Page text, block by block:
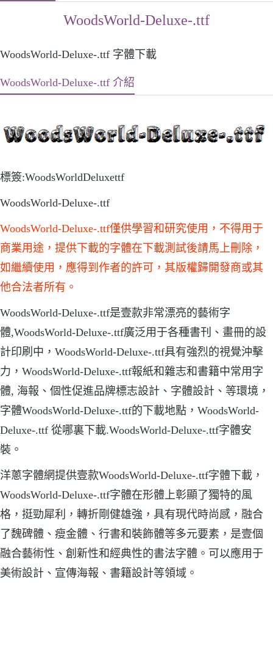
WoodsWorld-Deluxe-.ttf
WoodsWorld-Deluxe-.ttf 字體下載
WoodsWorld-Deluxe-.ttf 介紹
標簽:WoodsWorldDeluxettf
WoodsWorld-Deluxe-.ttf
WoodsWorld-Deluxe-.ttf僅供學習和研究使用，不得用于
商業用途，提供下載的字體在下載測試後請馬上刪除，
如繼續使用，應得到作者的許可，其版權歸開發商或其
他合法者所有。
WoodsWorld-Deluxe-.ttf是壹款非常漂亮的藝術字
體,WoodsWorld-Deluxe-.ttf廣泛用于各種書刊、畫冊的設
計印刷中，WoodsWorld-Deluxe-.ttf具有強烈的視覺沖擊
力，WoodsWorld-Deluxe-.ttf報紙和雜志和書籍中常用字
體, 海報、個性促進品牌標志設計、字體設計、等環境，
字體WoodsWorld-Deluxe-.ttf的下載地點，WoodsWorld-
Deluxe-.ttf 從哪裏下載.WoodsWorld-Deluxe-.ttf字體安
裝。
洋蔥字體網提供壹款WoodsWorld-Deluxe-.ttf字體下載，
WoodsWorld-Deluxe-.ttf字體在形體上彰顯了獨特的風
格，挺勁犀利，轉折剛健雄強，具有現代時尚感，融合
了魏碑體、瘦金體、行書和裝飾體等多元要素，是壹個
融合藝術性、創新性和經典性的書法字體。可以應用于
美術設計、宣傳海報、書籍設計等領域。